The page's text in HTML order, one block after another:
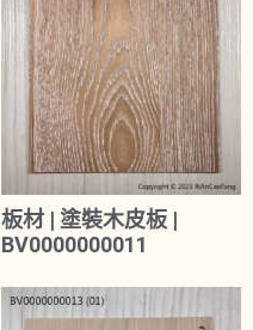
板材 | 塗裝木皮板 |
BV0000000011